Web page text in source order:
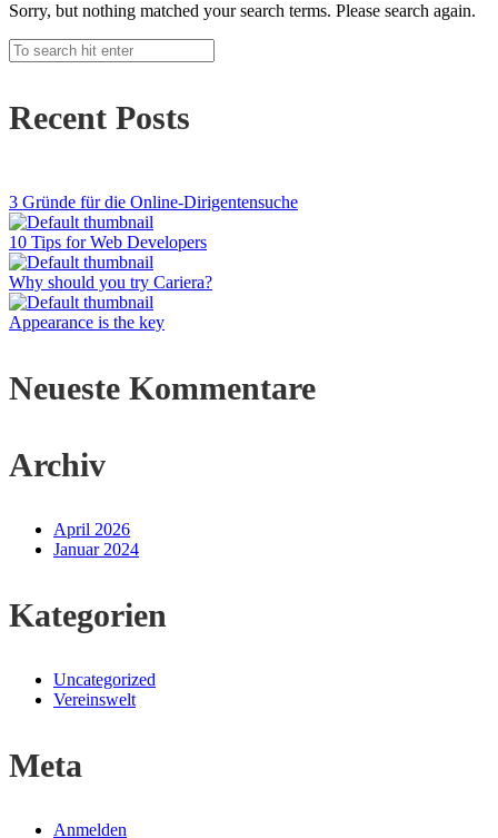
Sorry, but nothing matched your search terms. Please search again.
Recent Posts
3 Gründe für die Online-Dirigentensuche
10 Tips for Web Developers
Why should you try Cariera?
Appearance is the key
Neueste Kommentare
Archiv
April 2026
Januar 2024
Kategorien
Uncategorized
Vereinswelt
Meta
Anmelden